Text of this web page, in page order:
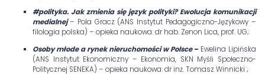
#polityka. Jak zmienia się język polityki? Ewolucja komunikacji
medialnej– Pola Gracz (ANS Instytut Pedagogiczno-Językowy –
filologia polska) – opieka naukowa: dr hab. Zenon Lica, prof. UG;
Osoby młode a rynek nieruchomości w Polsce– Ewelina Lipińska
(ANS Instytut Ekonomiczny – Ekonomia, SKN Myśli Społeczno-
Politycznej SENEKA) – opieka naukowa: dr inż. Tomasz Winnicki ;